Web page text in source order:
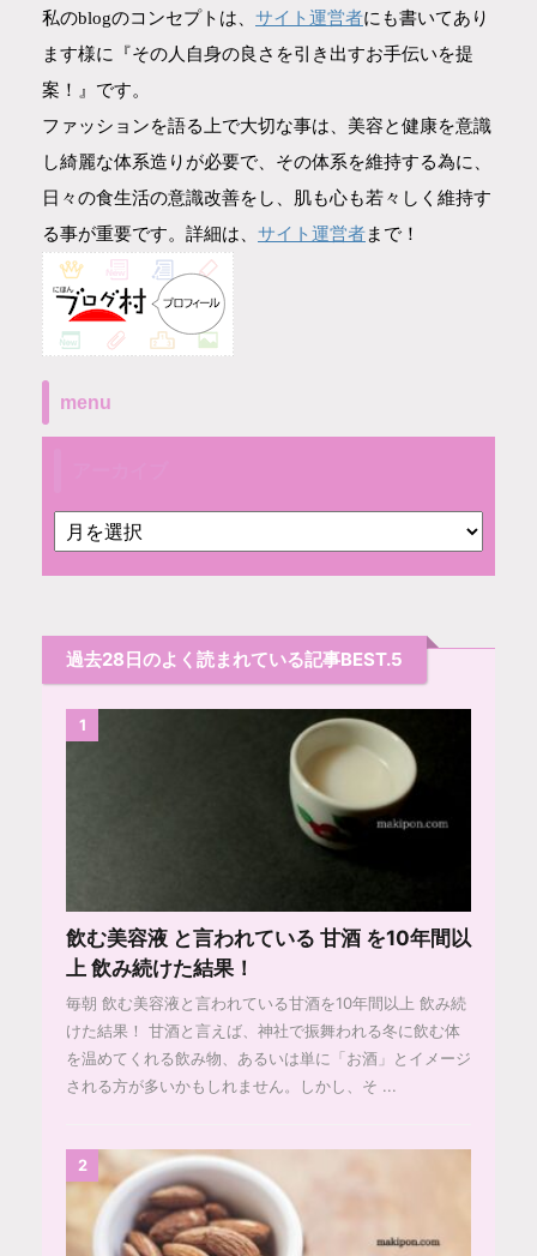
私のblogのコンセプトは、 サイト運営者にも書いてあり
ます様に『その人自身の良さを引き出すお手伝いを提
案！』です。
ファッションを語る上で大切な事は、美容と健康を意識
し綺麗な体系造りが必要で、その体系を維持する為に、
日々の食生活の意識改善をし、肌も心も若々しく維持す
る事が重要です。詳細は、 サイト運営者まで！
menu
過去28日のよく読まれている記事BEST.5
1
飲む美容液 と言われている 甘酒 を10年間以
上 飲み続けた結果！
毎朝 飲む美容液と言われている甘酒を10年間以上 飲み続
けた結果！ 甘酒と言えば、神社で振舞われる冬に飲む体
を温めてくれる飲み物、あるいは単に「お酒」とイメージ
される方が多いかもしれません。しかし、そ ...
2